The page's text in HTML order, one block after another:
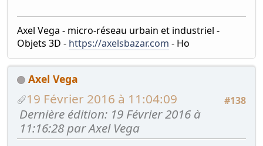
Axel Vega - micro-réseau urbain et industriel -
Objets 3D - https://axelsbazar.com - Ho
Axel Vega
#138
19 Février 2016 à 11:04:09
Dernière édition: 19 Février 2016 à
11:16:28 par Axel Vega